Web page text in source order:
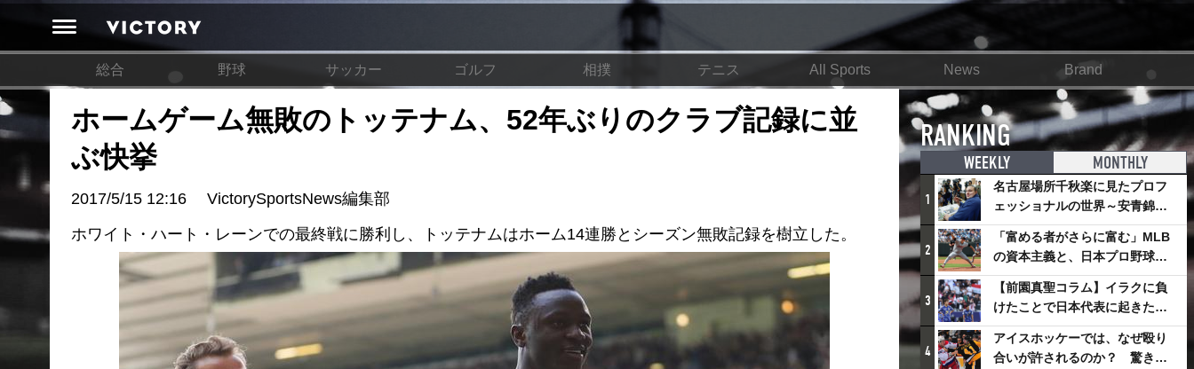
総合 野球 サッカー ゴルフ 相撲 テニス All Sports News Brand
ホームゲーム無敗のトッテナム、52年ぶりのクラブ記録に並
ぶ快挙
2017/5/15 12:16
VictorySportsNews編集部
ホワイト・ハート・レーンでの最終戦に勝利し、トッテナムはホーム14連勝とシーズン無敗記録を樹立した。
RANKING
WEEKLY MONTHLY
1
名古屋場所千秋楽に見たプロフ
ェッショナルの世界～安青錦の
優勝を巡るさまざまなドラマ
2
「富める者がさらに富む」MLB
の資本主義と、日本プロ野球が
踏み出せない一歩
3
【前園真聖コラム】イラクに負
けたことで日本代表に起きたプ
ラスとは
4
アイスホッケーでは、なぜ殴り
合いが許されるのか？ 驚きの